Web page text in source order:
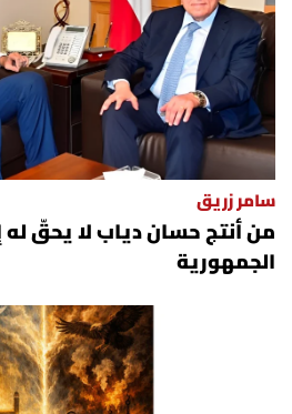
سامر زريق
من أنتج حسان دياب لا يحقّ له
الجمهورية